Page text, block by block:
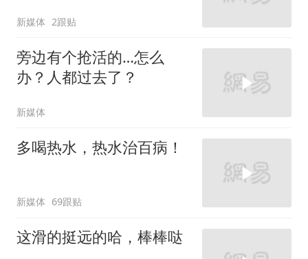
新媒体 2跟贴
旁边有个抢活的…怎么
办？人都过去了？
新媒体
多喝热水，热水治百病！
新媒体 69跟贴
这滑的挺远的哈，棒棒哒